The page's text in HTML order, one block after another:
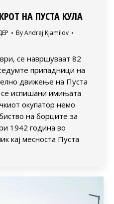
НА ПУСТА КУЛА
ByAndrej Kjamilov
се навршуваат 82
припадници на
движење на Пуста
се испишани имињата
окупатор немо
на борците за
1942 година во
кај месноста Пуста